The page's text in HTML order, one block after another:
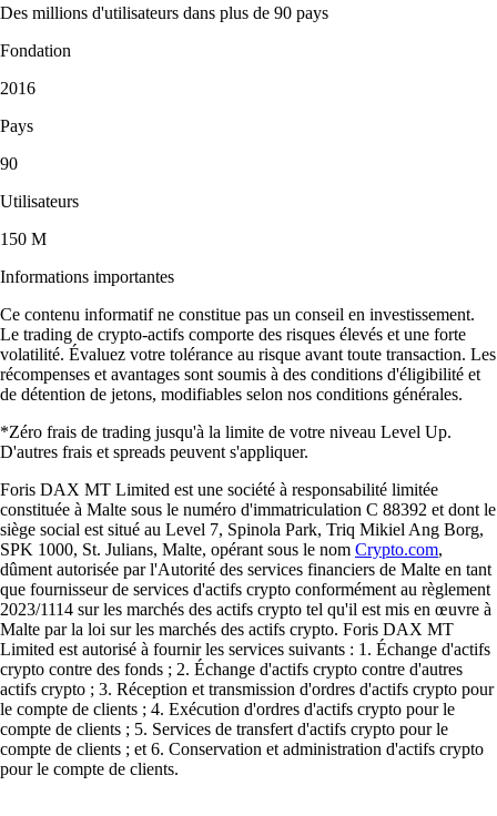
Des millions d'utilisateurs dans plus de 90 pays
Fondation
2016
Pays
90
Utilisateurs
150 M
Informations importantes
Ce contenu informatif ne constitue pas un conseil en investissement.
Le trading de crypto-actifs comporte des risques élevés et une forte
volatilité. Évaluez votre tolérance au risque avant toute transaction. Les
récompenses et avantages sont soumis à des conditions d'éligibilité et
de détention de jetons, modifiables selon nos conditions générales.
*Zéro frais de trading jusqu'à la limite de votre niveau Level Up.
D'autres frais et spreads peuvent s'appliquer.
Foris DAX MT Limited est une société à responsabilité limitée
constituée à Malte sous le numéro d'immatriculation C 88392 et dont le
siège social est situé au Level 7, Spinola Park, Triq Mikiel Ang Borg,
SPK 1000, St. Julians, Malte, opérant sous le nom Crypto.com,
dûment autorisée par l'Autorité des services financiers de Malte en tant
que fournisseur de services d'actifs crypto conformément au règlement
2023/1114 sur les marchés des actifs crypto tel qu'il est mis en œuvre à
Malte par la loi sur les marchés des actifs crypto. Foris DAX MT
Limited est autorisé à fournir les services suivants : 1. Échange d'actifs
crypto contre des fonds ; 2. Échange d'actifs crypto contre d'autres
actifs crypto ; 3. Réception et transmission d'ordres d'actifs crypto pour
le compte de clients ; 4. Exécution d'ordres d'actifs crypto pour le
compte de clients ; 5. Services de transfert d'actifs crypto pour le
compte de clients ; et 6. Conservation et administration d'actifs crypto
pour le compte de clients.